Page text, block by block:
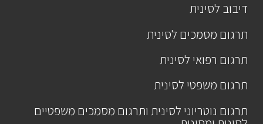
דיבוב לסינית
תרגום מסמכים לסינית
תרגום רפואי לסינית
תרגום משפטי לסינית
תרגום נוטריוני לסינית ותרגום מסמכים משפטיים